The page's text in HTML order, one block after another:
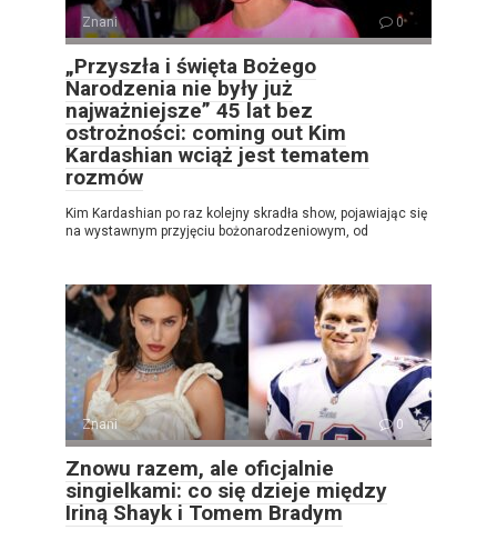
Znani 0
„Przyszła i święta Bożego
Narodzenia nie były już
najważniejsze” 45 lat bez
ostrożności: coming out Kim
Kardashian wciąż jest tematem
rozmów
Kim Kardashian po raz kolejny skradła show, pojawiając się
na wystawnym przyjęciu bożonarodzeniowym, od
Znani 0
Znowu razem, ale oficjalnie
singielkami: co się dzieje między
Iriną Shayk i Tomem Bradym